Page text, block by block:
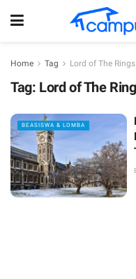
Home Tag Lord of The Rings
Tag: Lord of The
BEASISWA & LOMBA